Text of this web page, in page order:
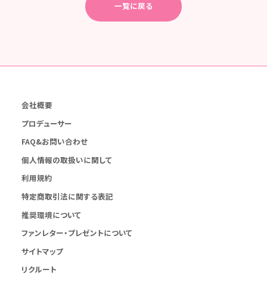
一覧に戻る
会社概要
プロデューサー
FAQ&お問い合わせ
個人情報の取扱いに関して
利用規約
特定商取引法に関する表記
推奨環境について
ファンレター・プレゼントについて
サイトマップ
リクルート